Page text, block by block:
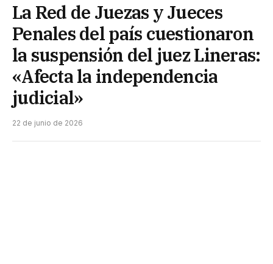
La Red de Juezas y Jueces
Penales del país cuestionaron
la suspensión del juez Lineras:
«Afecta la independencia
judicial»
22 de junio de 2026